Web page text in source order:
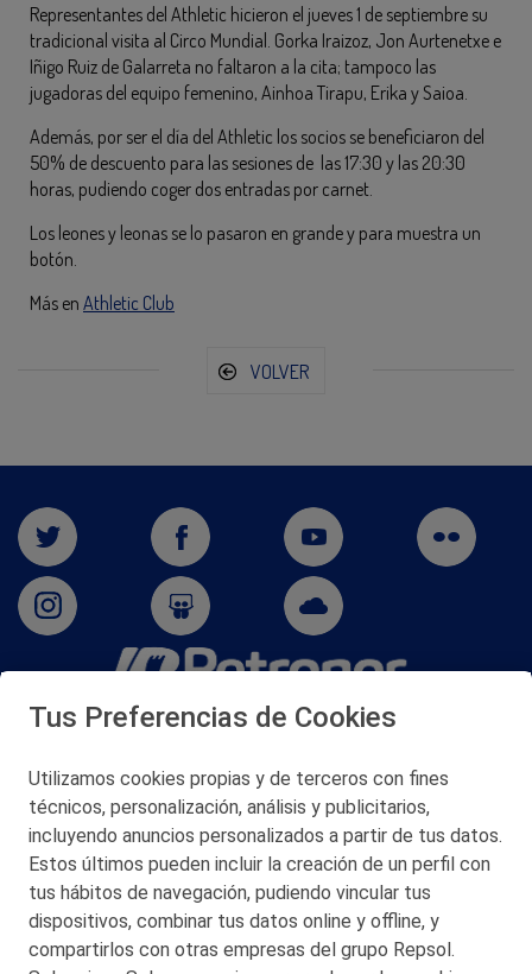
Representantes del Athletic hicieron el jueves 1 de septiembre su
tradicional visita al Circo Mundial. Gorka Iraizoz, Jon Aurtenetxe e
Iñigo Ruiz de Galarreta no faltaron a la cita; tampoco las
jugadoras del equipo femenino, Ainhoa Tirapu, Erika y Saioa.
Además, por ser el día del Athletic los socios se beneficiaron del
50% de descuento para las sesiones de las 17:30 y las 20:30
horas, pudiendo coger dos entradas por carnet.
Los leones y leonas se lo pasaron en grande y para muestra un
botón.
Más en Athletic Club
VOLVER
San Martín 5-Edificio Muñatones,
© 2026 Petronor S.A.
CONTACTO
Tus Preferencias de Cookies
Utilizamos cookies propias y de terceros con fines
técnicos, personalización, análisis y publicitarios,
incluyendo anuncios personalizados a partir de tus datos.
Estos últimos pueden incluir la creación de un perfil con
tus hábitos de navegación, pudiendo vincular tus
dispositivos, combinar tus datos online y offline, y
compartirlos con otras empresas del grupo Repsol.